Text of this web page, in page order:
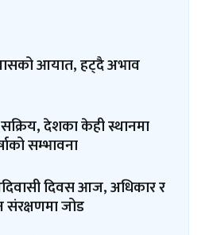
आयात, हट्दै अभाव
देशका केही स्थानमा
सम्भावना
दिवस आज, अधिकार र
संरक्षणमा जोड